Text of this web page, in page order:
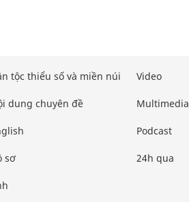
tộc thiểu số và miền núi
dung chuyên đề
sơ
Video
Multimedia
Podcast
24h qua